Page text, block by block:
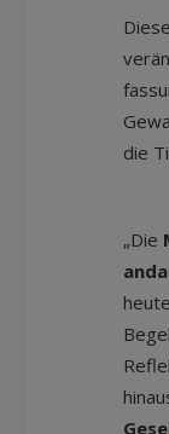
Diese
die
„Die